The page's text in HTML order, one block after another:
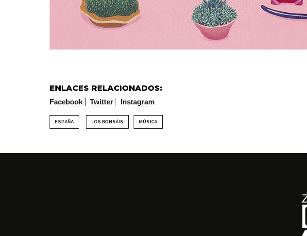
ENLACES RELACIONADOS:
Facebook Twitter Instagram
ESPAÑA LOS BONSÁIS MÚSICA